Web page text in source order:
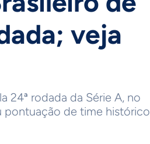
veja
24ª rodada da Série A, no
pontuação de time histórico